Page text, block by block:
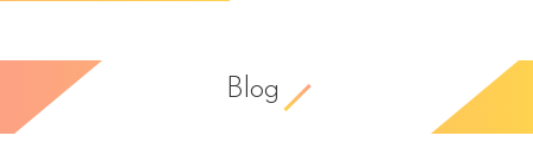
Blog